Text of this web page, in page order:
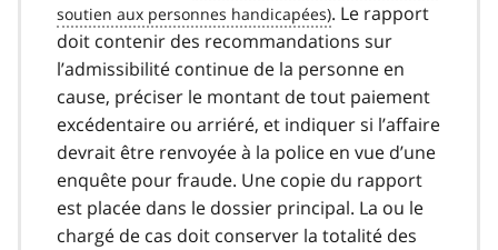
. Le rapport
doit contenir des recommandations sur
l’admissibilité continue de la personne en
cause, préciser le montant de tout paiement
excédentaire ou arriéré, et indiquer si l’affaire
devrait être renvoyée à la police en vue d’une
enquête pour fraude. Une copie du rapport
est placée dans le dossier principal. La ou le
chargé de cas doit conserver la totalité des